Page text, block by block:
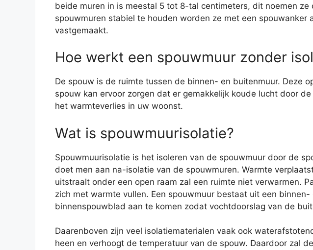
beide muren in is meestal 5 tot 8-tal centimeters, dit noemen ze
spouwmuren stabiel te houden worden ze met een spouwanker
vastgemaakt.
Hoe werkt een spouwmuur zonder
De spouw is de ruimte tussen de binnen- en buitenmuur. Deze
spouw kan ervoor zorgen dat er gemakkelijk koude lucht door
het warmteverlies in uw woonst.
Wat is spouwmuurisolatie?
Spouwmuurisolatie is het isoleren van de spouwmuur door de
doet men aan na-isolatie van de spouwmuren. Warmte
uitstraalt onder een open raam zal een ruimte niet verwarmen.
zich met warmte vullen. Een spouwmuur bestaat uit een
binnenspouwblad aan te komen zodat vochtdoorslag van de
Daarenboven zijn veel isolatiematerialen vaak ook
heen en verhoogt de temperatuur van de spouw. Daardoor zal